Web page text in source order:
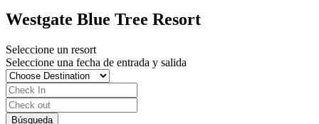
Westgate Blue Tree Resort
Seleccione un resort
Seleccione una fecha de entrada y salida